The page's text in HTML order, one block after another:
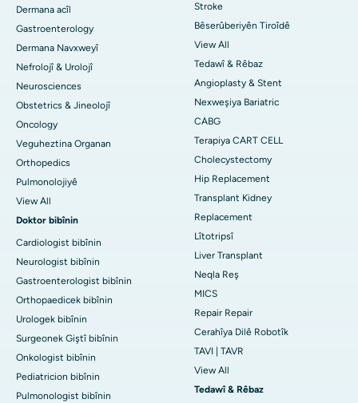
Dermana acîl
Gastroenterology
Dermana Navxweyî
Nefrolojî & Urolojî
Neurosciences
Obstetrics & Jineolojî
Oncology
Veguheztina Organan
Orthopedics
Pulmonolojiyê
View All
Doktor bibînin
Cardiologist bibînin
Neurologist bibînin
Gastroenterologist bibînin
Orthopaedicek bibînin
Urologek bibînin
Surgeonek Giştî bibînin
Onkologist bibînin
Pediatricion bibînin
Pulmonologist bibînin
Stroke
Bêserûberiyên Tiroîdê
View All
Tedawî & Rêbaz
Angioplasty & Stent
Nexweşiya Bariatric
CABG
Terapiya CART CELL
Cholecystectomy
Hip Replacement
Transplant Kidney
Replacement
Lîtotripsî
Liver Transplant
Neqla Reş
MICS
Repair Repair
Cerahîya Dilê Robotîk
TAVI | TAVR
View All
Tedawî & Rêbaz